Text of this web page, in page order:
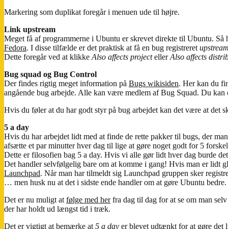
Markering som duplikat foregår i menuen ude til højre.
Link upstream
Meget få af programmerne i Ubuntu er skrevet direkte til Ubuntu.
Fedora. I disse tilfælde er det praktisk at få en bug registreret upstream
Dette foregår ved at klikke Also affects projectellerAlso affects
Bug squad og Bug Control
Der findes rigtig meget information på Bugs wikisiden. Her kan du
angående bug arbejde. Alle kan være medlem af Bug Squad. Du kan
Hvis du føler at du har godt styr på bug arbejdet kan det være at det
5 a day
Hvis du har arbejdet lidt med at finde de rette pakker til bugs, der
afsætte et par minutter hver dag til lige at gøre noget godt for 5
Dette er filosofien bag 5 a day. Hvis vi alle gør lidt hver dag burde
Det handler selvfølgelig bare om at komme i gang! Hvis man er lidt
Launchpad. Når man har tilmeldt sig Launchpad gruppen sker
… men husk nu at det i sidste ende handler om at gøre Ubuntu
Det er nu muligt at følge med herfra dag til dag for at se om man
der har holdt ud længst tid i træk.
Det er vigtigt at bemærke at 5 a day er blevet udtænkt for at gøre det